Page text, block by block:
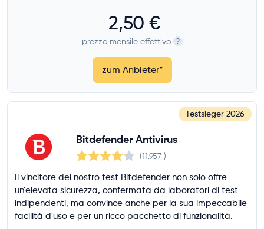
2,50 €
prezzo mensile effettivo ?
zum Anbieter*
Testsieger 2026
Bitdefender Antivirus
(11.957 )
Il vincitore del nostro test Bitdefender non solo offre
un'elevata sicurezza, confermata da laboratori di test
indipendenti, ma convince anche per la sua impeccabile
facilità d'uso e per un ricco pacchetto di funzionalità.